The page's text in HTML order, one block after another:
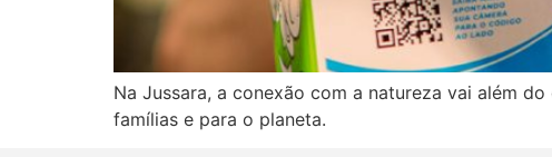
Na Jussara, a conexão com a natureza vai além
famílias e para o planeta.